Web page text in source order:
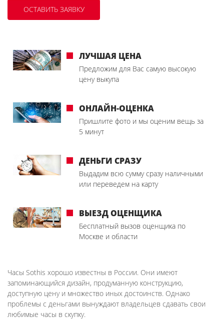
ЛУЧШАЯ ЦЕНА
Предложим для Вас самую высокую
цену выкупа
ОНЛАЙН-ОЦЕНКА
Пришлите фото и мы оценим вещь за
5 минут
ДЕНЬГИ СРАЗУ
Выдадим всю сумму сразу наличными
или переведем на карту
ВЫЕЗД ОЦЕНЩИКА
Бесплатный вызов оценщика по
Москве и области
Часы Sothis хорошо известны в России. Они имеют
запоминающийся дизайн, продуманную конструкцию,
доступную цену и множество иных достоинств. Однако
проблемы с деньгами вынуждают владельцев сдавать свои
любимые часы в скупку.